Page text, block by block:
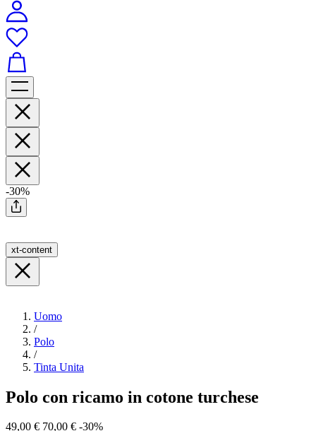
-30%
xt-content
Uomo
/
Polo
/
Tinta Unita
Polo con ricamo in cotone turchese
49,00 € 70,00 € -30%